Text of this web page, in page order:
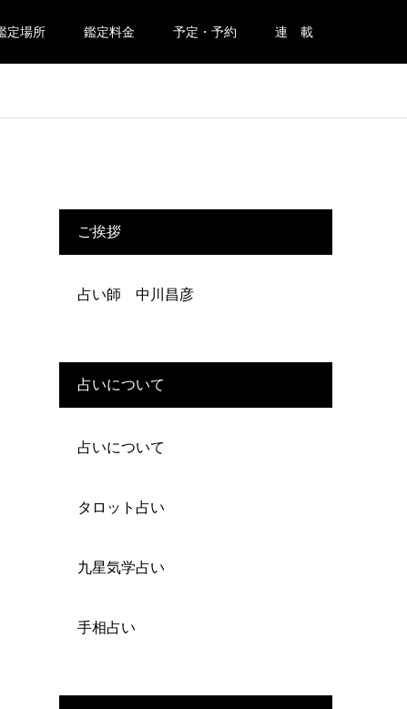
定場所 鑑定料金 予定・予約 連 載
ご挨拶
占い師 中川昌彦
占いについて
占いについて
タロット占い
九星気学占い
手相占い